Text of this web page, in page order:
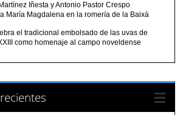
Iñesta y Antonio Pastor Crespo
María Magdalena en la romería de la Baixà
el tradicional embolsado de las uvas de
como homenaje al campo noveldense